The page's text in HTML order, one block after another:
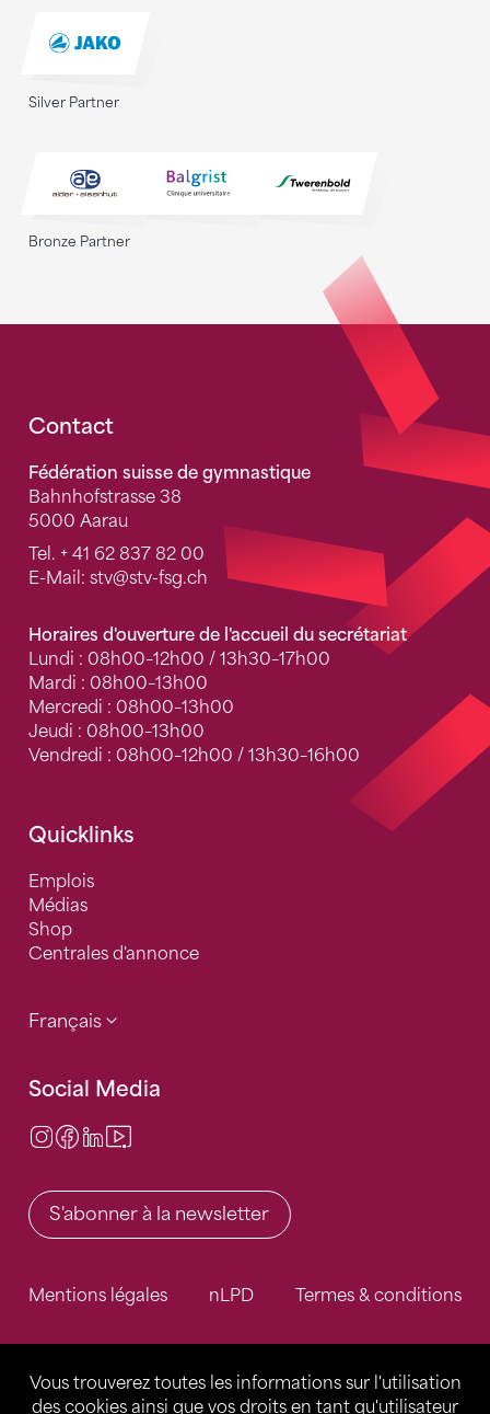
Vous trouverez toutes les informations sur l'utilisation
des cookies ainsi que vos droits en tant qu'utilisateur
Silver Partner
Bronze Partner
Fusszeile
Contact
Fédération suisse de gymnastique
Bahnhofstrasse 38
5000 Aarau
Tel. + 41 62 837 82 00
E-Mail: stv@stv-fsg.ch
Horaires d'ouverture de l'accueil du secrétariat
Lundi : 08h00–12h00 / 13h30–17h00
Mardi : 08h00–13h00
Mercredi : 08h00–13h00
Jeudi : 08h00–13h00
Vendredi : 08h00–12h00 / 13h30–16h00
Quicklinks
Emplois
Médias
Shop
Centrales d'annonce
Français
Social Media
Instagram
Facebook
LinkedIn
S'abonner à la newsletter
Mentions légales nLPD Termes & conditions